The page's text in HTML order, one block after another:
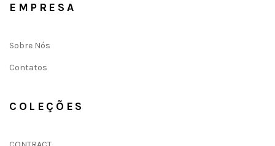
EMPRESA
Sobre Nós
Contatos
COLEÇÕES